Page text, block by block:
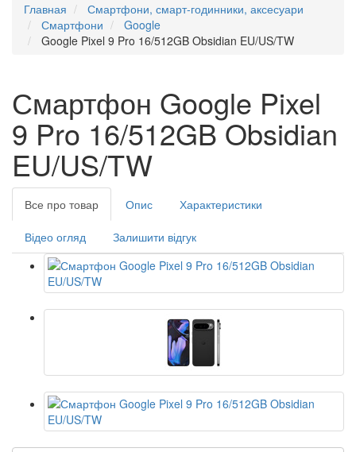
Главная
Смартфони, смарт-годинники, аксесуари
Смартфони
Google
Google Pixel 9 Pro 16/512GB Obsidian EU/US/TW
Смартфон Google Pixel
9 Pro 16/512GB Obsidian
EU/US/TW
Все про товар Опис Характеристики
Відео огляд Залишити відгук